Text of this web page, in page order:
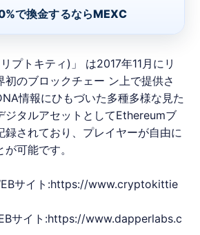
で換金するならMEXC
プトキティ)」​ は2017年11月にリ
初のブロックチェー ン上で提供さ
情報にひもづいた多種多様な見た
ジタルアセットとしてEthereumブ
録されており、プレイヤーが自由に
可能です。
サイト:​https://www.cryptokittie
サイト:h​ttps://www.dapperlabs.c